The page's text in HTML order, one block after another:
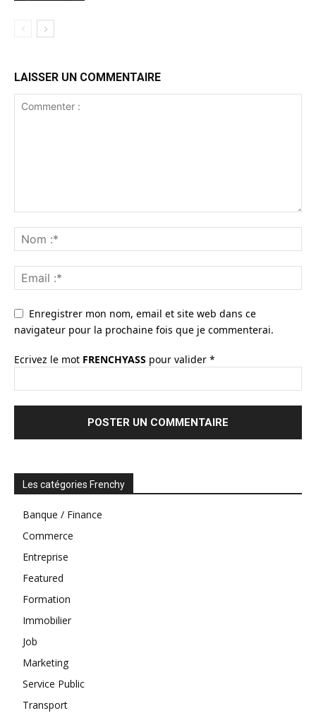
LAISSER UN COMMENTAIRE
Enregistrer mon nom, email et site web dans ce
navigateur pour la prochaine fois que je commenterai.
Ecrivez le mot FRENCHYASS pour valider *
Les catégories Frenchy
Banque / Finance
Commerce
Entreprise
Featured
Formation
Immobilier
Job
Marketing
Service Public
Transport